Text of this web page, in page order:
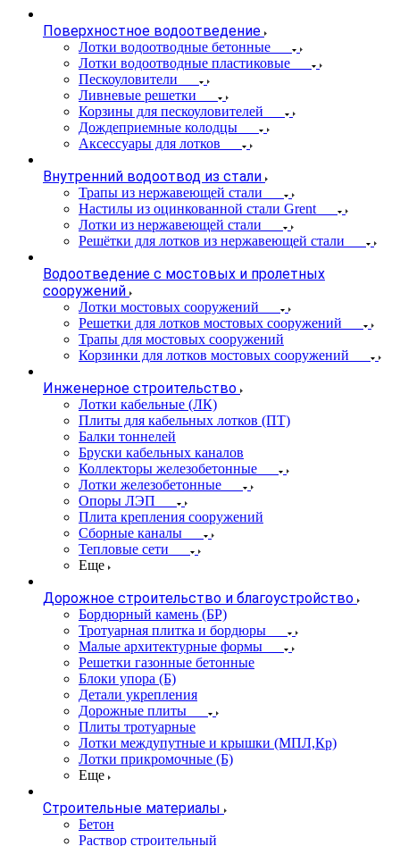
Поверхностное водоотведение
Лотки водоотводные бетонные
Лотки водоотводные пластиковые
Пескоуловители
Ливневые решетки
Корзины для пескоуловителей
Дождеприемные колодцы
Аксессуары для лотков
Внутренний водоотвод из стали
Трапы из нержавеющей стали
Настилы из оцинкованной стали Grent
Лотки из нержавеющей стали
Решётки для лотков из нержавеющей стали
Водоотведение с мостовых и пролетных
сооружений
Лотки мостовых сооружений
Решетки для лотков мостовых сооружений
Трапы для мостовых сооружений
Корзинки для лотков мостовых сооружений
Инженерное строительство
Лотки кабельные (ЛК)
Плиты для кабельных лотков (ПТ)
Балки тоннелей
Бруски кабельных каналов
Коллекторы железобетонные
Лотки железобетонные
Опоры ЛЭП
Плита крепления сооружений
Сборные каналы
Тепловые сети
Еще
Дорожное строительство и благоустройство
Бордюрный камень (БР)
Тротуарная плитка и бордюры
Малые архитектурные формы
Решетки газонные бетонные
Блоки упора (Б)
Детали укрепления
Дорожные плиты
Плиты тротуарные
Лотки междупутные и крышки (МПЛ,Кр)
Лотки прикромочные (Б)
Еще
Строительные материалы
Бетон
Раствор строительный